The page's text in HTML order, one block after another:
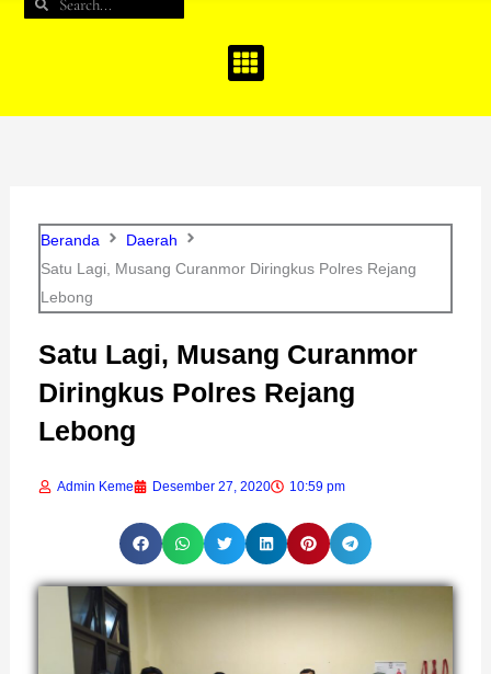
Beranda
Daerah
Satu Lagi, Musang Curanmor Diringkus Polres Rejang
Lebong
Satu Lagi, Musang Curanmor
Diringkus Polres Rejang
Lebong
Admin Keme Desember 27, 2020 10:59 pm